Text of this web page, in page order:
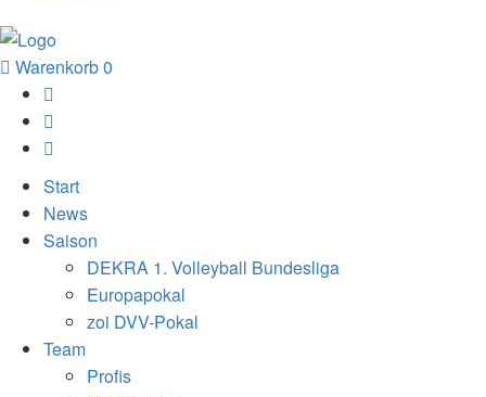
Warenkorb0
Start
News
Saison
DEKRA 1. Volleyball Bundesliga
Europapokal
zoi DVV-Pokal
Team
Profis